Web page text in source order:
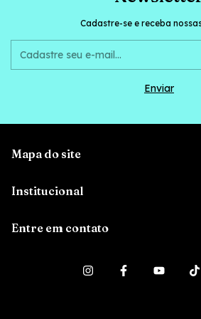
Cadastre-se e receba
Mapa do site
Institucional
Entre em contato